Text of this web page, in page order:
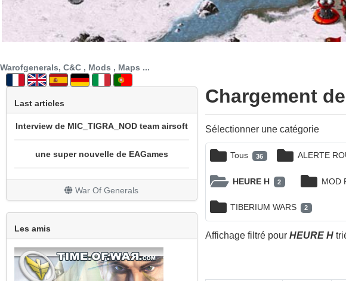
Warofgenerals, C&C , Mods , Maps ...
Last articles
prochainement sotie mod cnc sg1 beta 3
Interview de MIC_TIGRA_NOD team airsoft
une super nouvelle de EAGames
mod bataille navale
Un peu de nouveauté avec la sortie de All
Stars
Grosse mise à jour
War Of Generals
Les amis
Chargement
Sélectionner une catégorie
Tous 36 ALERTE
HEURE H 2 MOD
TIBERIUM WARS 2
Affichage filtré pourHEURE H